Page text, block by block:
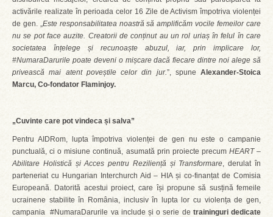
activările realizate în perioada celor 16 Zile de Activism împotriva violenței
de gen. „Este responsabilitatea noastră să amplificăm vocile femeilor care
nu se pot face auzite. Creatorii de conținut au un rol uriaș în felul în care
societatea înțelege și recunoaște abuzul, iar, prin implicare lor,
#NumaraDarurile poate deveni o mișcare dacă fiecare dintre noi alege să
privească mai atent poveștile celor din jur.”, spune Alexander-Stoica
Marcu, Co-fondator Flaminjoy.
„Cuvinte care pot vindeca și salva”
Pentru AIDRom, lupta împotriva violenței de gen nu este o campanie
punctuală, ci o misiune continuă, asumată prin proiecte precum HEART –
Abilitare Holistică și Acces pentru Reziliență și Transformare, derulat în
parteneriat cu Hungarian Interchurch Aid – HIA și co-finanțat de Comisia
Europeană. Datorită acestui proiect, care își propune să susțină femeile
ucrainene stabilite în România, inclusiv în lupta lor cu violența de gen,
campania #NumaraDarurile va include și o serie de traininguri dedicate